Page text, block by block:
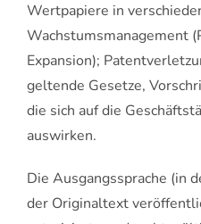
Wertpapiere in
Wachstumsmanagement
Expansion);
geltende Gesetze,
die sich auf die
auswirken.
Die Ausgangssprache (in
der Originaltext